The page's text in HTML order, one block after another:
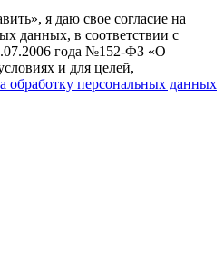
я даю свое согласие на
данных, в соответствии с
года №152-ФЗ «О
и для целей,
обработку персональных данных